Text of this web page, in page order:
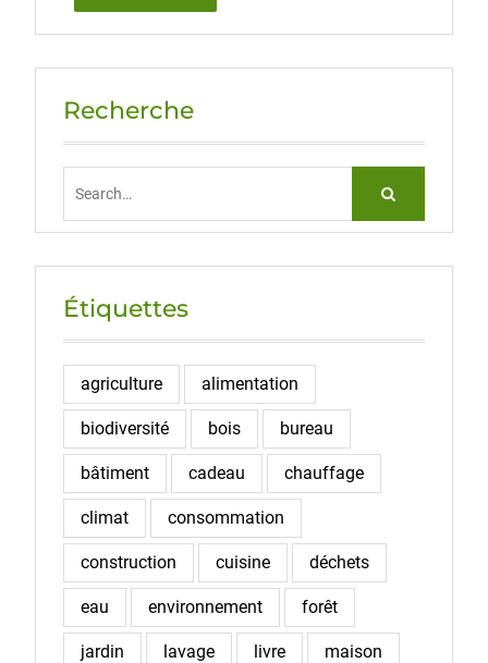
Recherche
Étiquettes
agriculture alimentation
biodiversité bois bureau
bâtiment cadeau chauffage
climat consommation
construction cuisine déchets
eau environnement forêt
jardin lavage livre maison